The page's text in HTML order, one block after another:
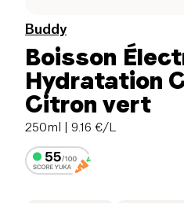
Buddy
Boisson
Hydratation
Citron vert
250ml | 9.16 €/L